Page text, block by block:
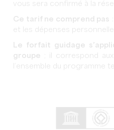
vous sera confirmé à la
Ce tarif ne comprend pas
et les dépenses
Le forfait guidage
groupe ; il correspond
l’ensemble du programme